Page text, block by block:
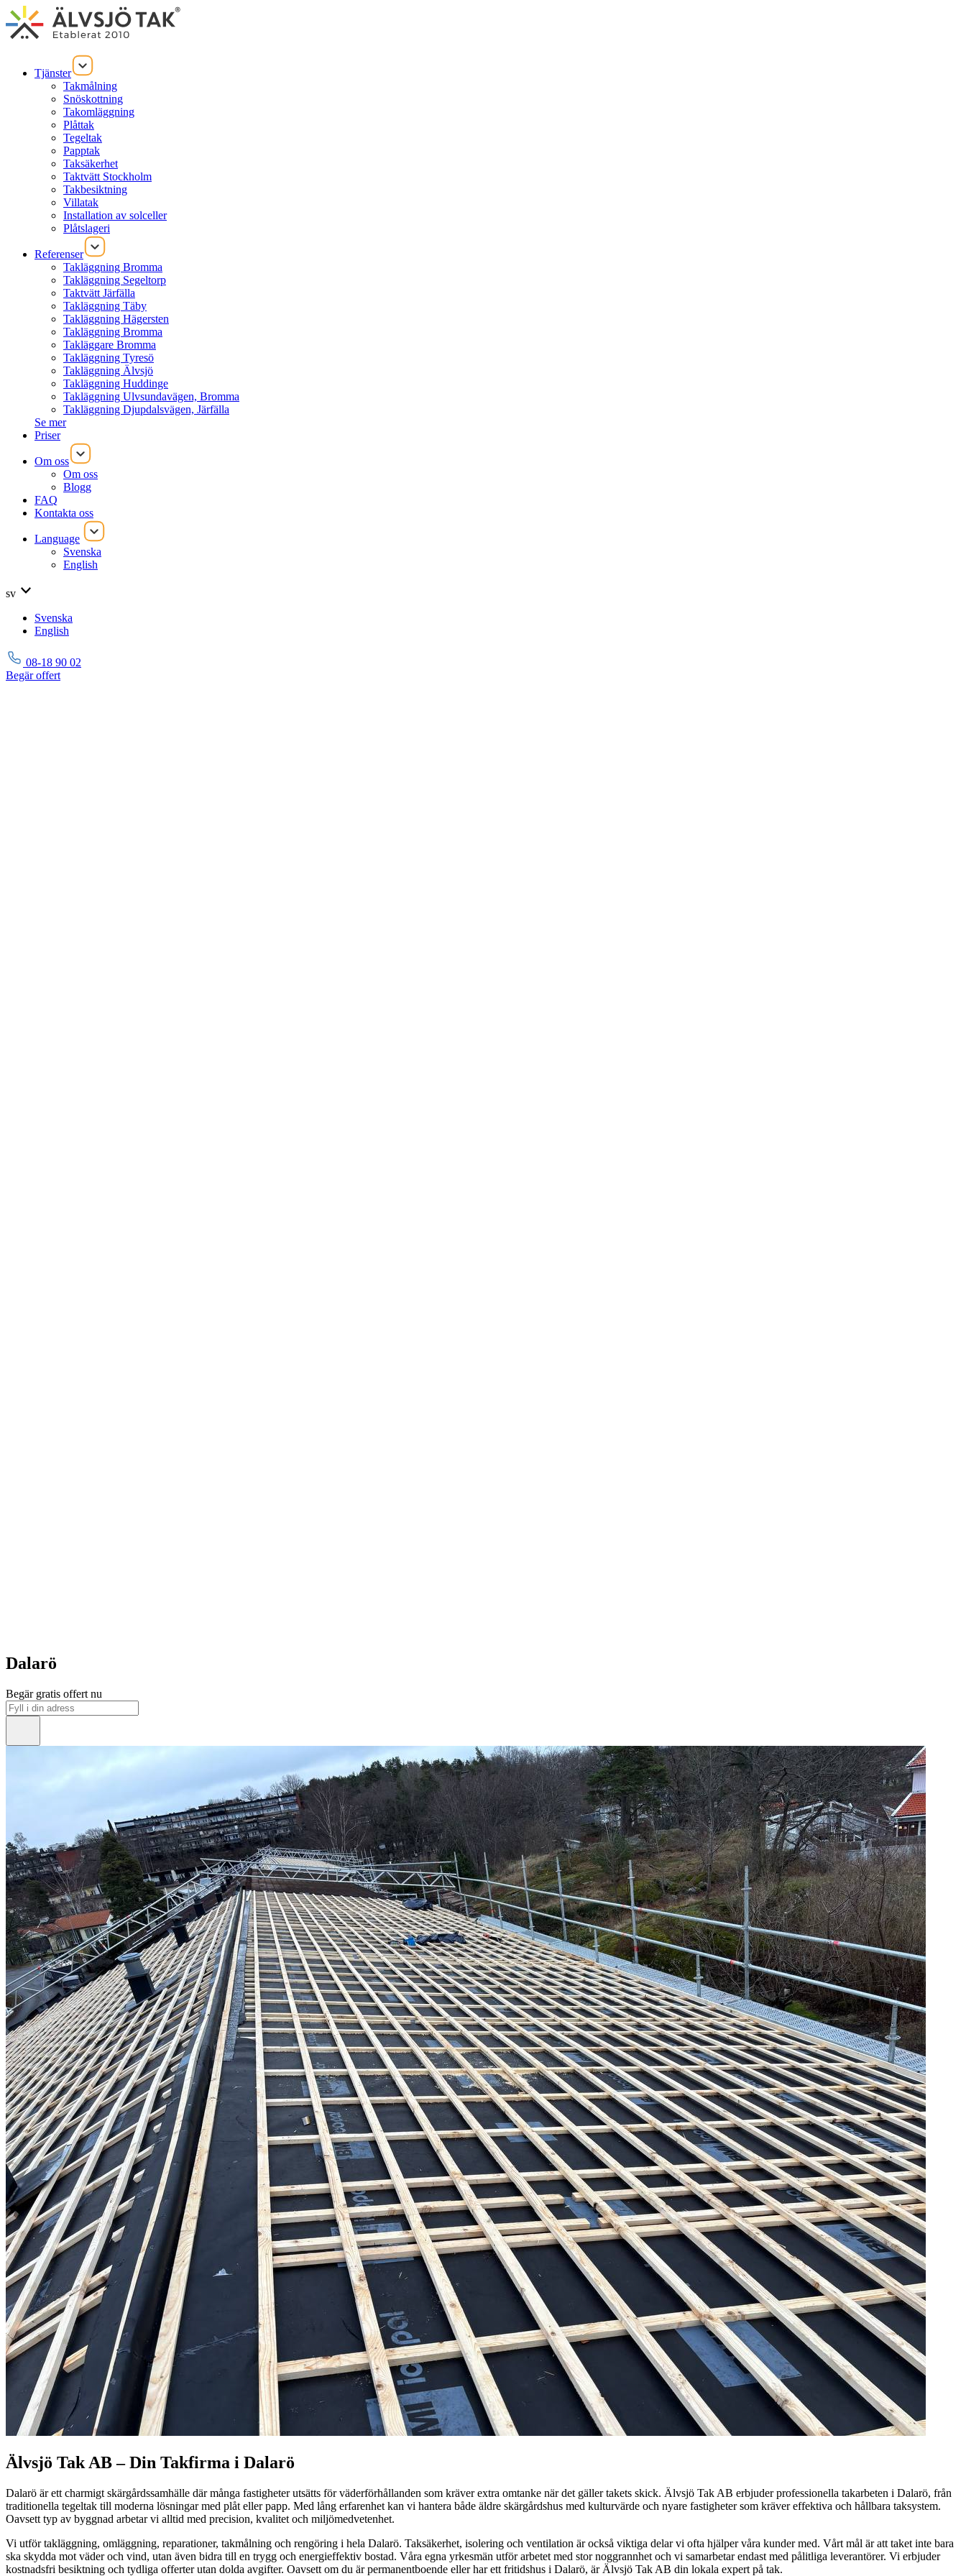
Tjänster
Takmålning
Snöskottning
Takomläggning
Plåttak
Tegeltak
Papptak
Taksäkerhet
Taktvätt Stockholm
Takbesiktning
Villatak
Installation av solceller
Plåtslageri
Referenser
Takläggning Bromma
Takläggning Segeltorp
Taktvätt Järfälla
Takläggning Täby
Takläggning Hägersten
Takläggning Bromma
Takläggare Bromma
Takläggning Tyresö
Takläggning Älvsjö
Takläggning Huddinge
Takläggning Ulvsundavägen, Bromma
Takläggning Djupdalsvägen, Järfälla
Se mer
Priser
Om oss
Om oss
Blogg
FAQ
Kontakta oss
Language
Svenska
English
sv
Svenska
English
08-18 90 02
Begäroffert
Dalarö
Begär gratis offert nu
Älvsjö Tak AB – Din Takfirma i Dalarö
Dalarö är ett charmigt skärgårdssamhälle där många fastigheter utsätts för väderförhållanden som kräver extra omtanke när det gäller takets skick. Älvsjö Tak AB erbjuder professionella takarbeten i Dalarö, från
traditionella tegeltak till moderna lösningar med plåt eller papp. Med lång erfarenhet kan vi hantera både äldre skärgårdshus med kulturvärde och nyare fastigheter som kräver effektiva och hållbara taksystem.
Oavsett typ av byggnad arbetar vi alltid med precision, kvalitet och miljömedvetenhet.
Vi utför takläggning, omläggning, reparationer, takmålning och rengöring i hela Dalarö. Taksäkerhet, isolering och ventilation är också viktiga delar vi ofta hjälper våra kunder med. Vårt mål är att taket inte bara
ska skydda mot väder och vind, utan även bidra till en trygg och energieffektiv bostad. Våra egna yrkesmän utför arbetet med stor noggrannhet och vi samarbetar endast med pålitliga leverantörer. Vi erbjuder
kostnadsfri besiktning och tydliga offerter utan dolda avgifter. Oavsett om du är permanentboende eller har ett fritidshus i Dalarö, är Älvsjö Tak AB din lokala expert på tak.